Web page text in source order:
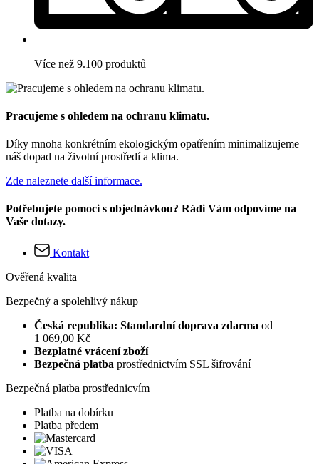
Více než 9.100 produktů
Pracujeme s ohledem na ochranu klimatu.
Díky mnoha konkrétním ekologickým opatřením minimalizujeme
náš dopad na životní prostředí a klima.
Zde naleznete další informace.
Potřebujete pomoci s objednávkou? Rádi Vám odpovíme na
Vaše dotazy.
Kontakt
Ověřená kvalita
Bezpečný a spolehlivý nákup
Česká republika: Standardní doprava zdarma od
1 069,00 Kč
Bezplatné vrácení zboží
Bezpečná platba prostřednictvím SSL šifrování
Bezpečná platba prostřednicvím
Platba na dobírku
Platba předem